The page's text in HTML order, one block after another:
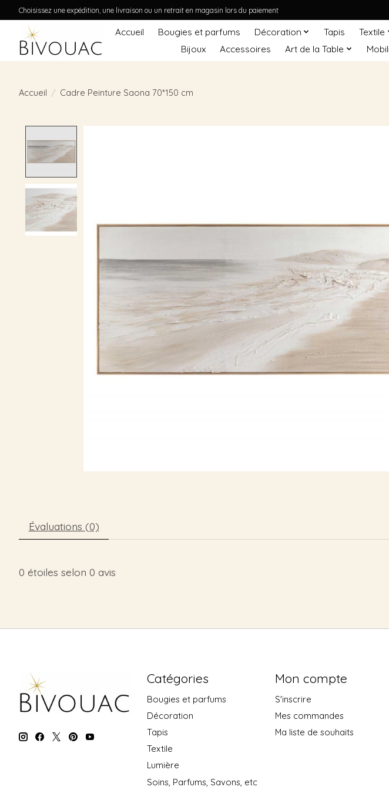
Choisissez une expédition, une livraison ou un retrait en magasin lors du paiement
Accueil Bougies et parfums Décoration Tapis Textile
Bijoux
Accessoires Art de la Table
Accueil / Cadre Peinture Saona 70*150 cm
Évaluations (0)
0 étoiles selon 0 avis
Catégories
Bougies et parfums
Décoration
Tapis
Textile
Lumière
Soins, Parfums, Savons, etc
Mon compte
S'inscrire
Mes commandes
Ma liste de souhaits